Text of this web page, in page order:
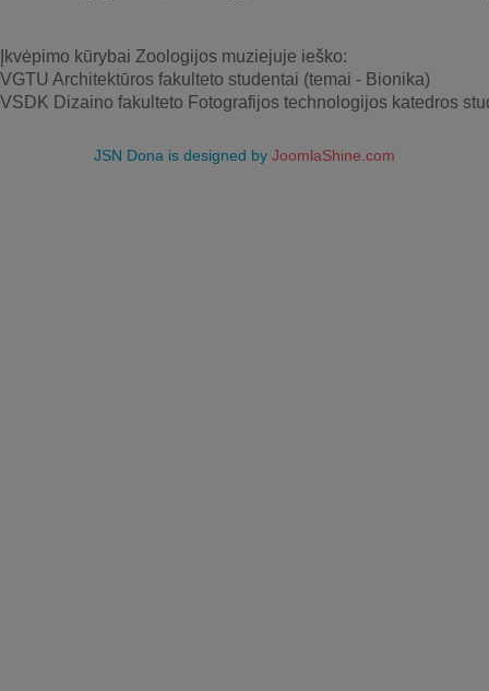
Įkvėpimo kūrybai Zoologijos muziejuje ieško:
VGTU Architektūros fakulteto studentai (temai - Bionika)
VSDK Dizaino fakulteto Fotografijos technologijos katedros
JSN Dona is designed by JoomlaShine.com